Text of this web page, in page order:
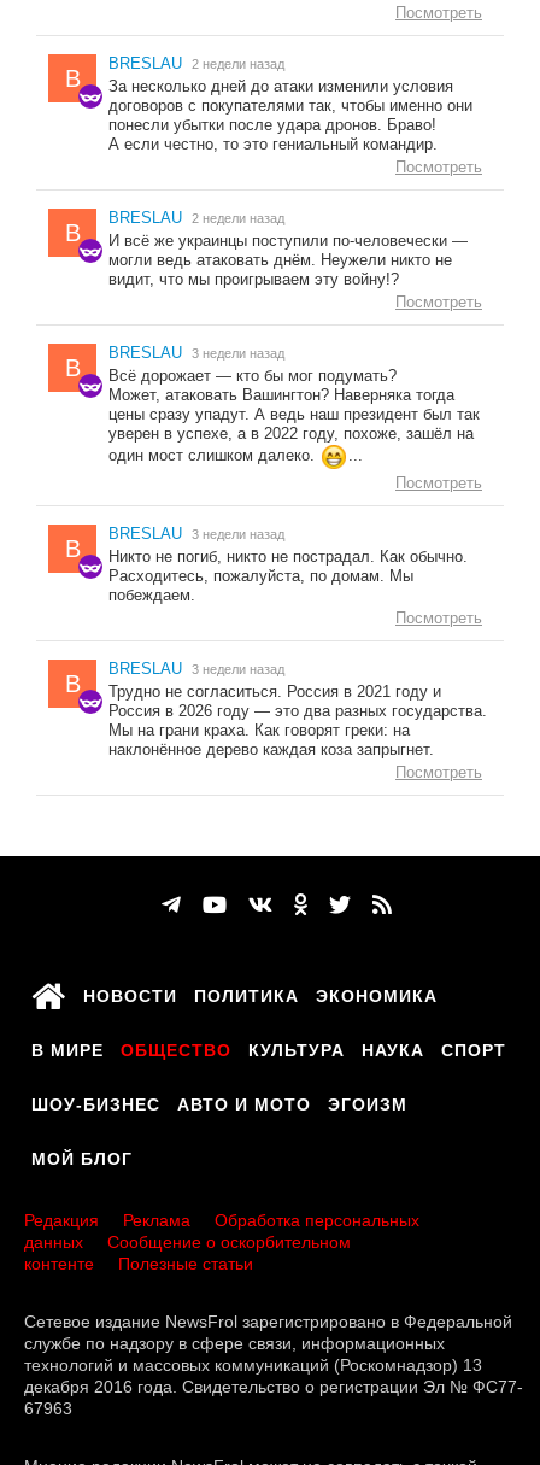
Посмотреть
B
BRESLAU 2 недели назад
За несколько дней до атаки изменили условия
договоров с покупателями так, чтобы именно они
понесли убытки после удара дронов. Браво!
А если честно, то это гениальный командир.
Посмотреть
B
BRESLAU 2 недели назад
И всё же украинцы поступили по-человечески —
могли ведь атаковать днём. Неужели никто не
видит, что мы проигрываем эту войну!?
Посмотреть
B
BRESLAU 3 недели назад
Всё дорожает — кто бы мог подумать?
Может, атаковать Вашингтон? Наверняка тогда
цены сразу упадут. А ведь наш президент был так
уверен в успехе, а в 2022 году, похоже, зашёл на
один мост слишком далеко.
...
Посмотреть
B
BRESLAU 3 недели назад
Никто не погиб, никто не пострадал. Как обычно.
Расходитесь, пожалуйста, по домам. Мы
побеждаем.
Посмотреть
B
BRESLAU 3 недели назад
Трудно не согласиться. Россия в 2021 году и
Россия в 2026 году — это два разных государства.
Мы на грани краха. Как говорят греки: на
наклонённое дерево каждая коза запрыгнет.
Посмотреть
НОВОСТИ ПОЛИТИКА ЭКОНОМИКА
В МИРЕ ОБЩЕСТВО КУЛЬТУРА НАУКА СПОРТ
ШОУ-БИЗНЕС АВТО И МОТО ЭГОИЗМ
МОЙ БЛОГ
Редакция Реклама
Обработка персональных
данных
Сообщение о оскорбительном
контенте
Полезные статьи
Сетевое издание NewsFrol зарегистрировано в Федеральной
службе по надзору в сфере связи, информационных
технологий и массовых коммуникаций (Роскомнадзор) 13
декабря 2016 года. Свидетельство о регистрации Эл № ФС77-
67963